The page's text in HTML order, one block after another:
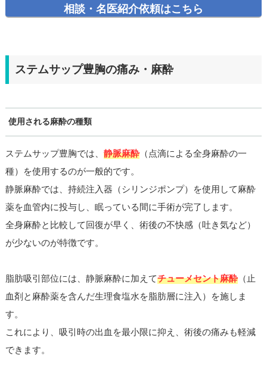
相談・名医紹介依頼はこちら
ステムサップ豊胸の痛み・麻酔
使用される麻酔の種類
ステムサップ豊胸では、 静脈麻酔（点滴による全身麻酔の一
種）を使用するのが一般的です。
静脈麻酔では、持続注入器（シリンジポンプ）を使用して麻酔
薬を血管内に投与し、眠っている間に手術が完了します。
全身麻酔と比較して回復が早く、術後の不快感（吐き気など）
が少ないのが特徴です。
脂肪吸引部位には、静脈麻酔に加えてチューメセント麻酔（止
血剤と麻酔薬を含んだ生理食塩水を脂肪層に注入）を施しま
す。
これにより、吸引時の出血を最小限に抑え、術後の痛みも軽減
できます。